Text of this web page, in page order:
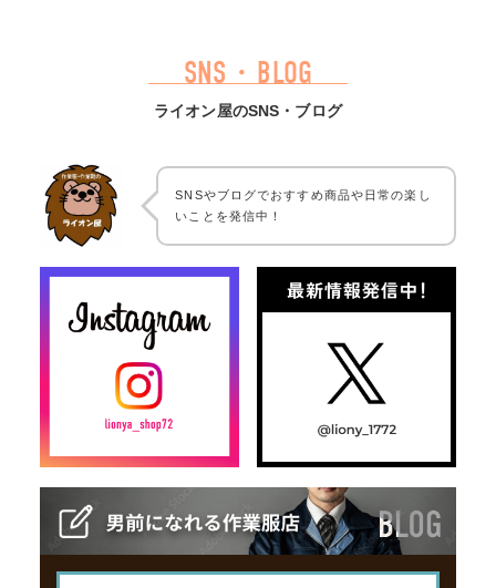
SNS・BLOG
ライオン屋のSNS・ブログ
SNSやブログでおすすめ商品や日常の楽し
いことを発信中！